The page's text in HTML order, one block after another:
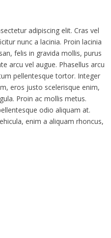
adipiscing elit. Cras vel
nunc a lacinia. Proin lacinia
felis in gravida mollis, purus
arcu vel augue. Phasellus arcu
pellentesque tortor. Integer
eros justo scelerisque enim,
Proin ac mollis metus.
odio aliquam at.
enim a aliquam rhoncus,